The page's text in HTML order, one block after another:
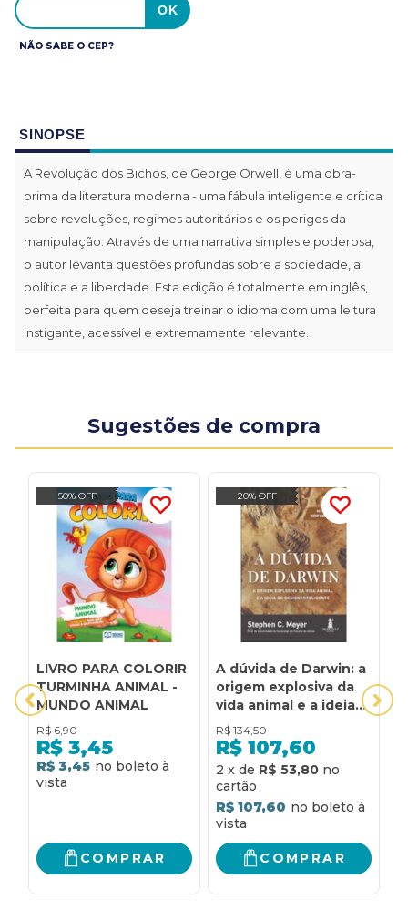
NÃO SABE O CEP?
SINOPSE
A Revolução dos Bichos, de George Orwell, é uma obra-
prima da literatura moderna - uma fábula inteligente e crítica
sobre revoluções, regimes autoritários e os perigos da
manipulação. Através de uma narrativa simples e poderosa,
o autor levanta questões profundas sobre a sociedade, a
política e a liberdade. Esta edição é totalmente em inglês,
perfeita para quem deseja treinar o idioma com uma leitura
instigante, acessível e extremamente relevante.
Sugestões de compra
50% OFF
LIVRO PARA COLORIR
TURMINHA ANIMAL -
MUNDO ANIMAL
R$ 6,90
R$ 3,45
R$ 3,45
COMPRAR
20% OFF
A dúvida de Darwin: a
origem explosiva da
vida animal e a ideia
do design inteligente
R$ 134,50
R$ 107,60
2 x de R$ 53,80
R$ 107,60
COMPRAR